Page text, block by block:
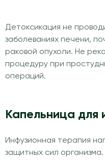
Детоксикация не
заболеваниях печени,
раковой опухоли. Не
процедуру при
операций.
Капельница для
Инфузионная терапия
защитных сил